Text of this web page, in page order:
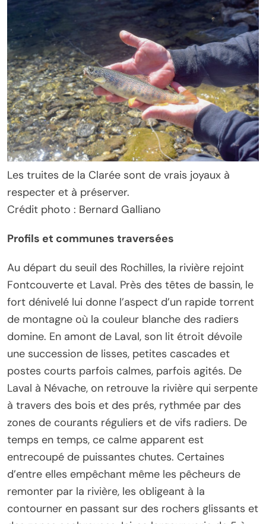
Les truites de la Clarée sont de vrais joyaux à
respecter et à préserver.
Crédit photo : Bernard Galliano
Profils et communes traversées
Au départ du seuil des Rochilles, la rivière rejoint
Fontcouverte et Laval. Près des têtes de bassin, le
fort dénivelé lui donne l’aspect d’un rapide torrent
de montagne où la couleur blanche des radiers
domine. En amont de Laval, son lit étroit dévoile
une succession de lisses, petites cascades et
postes courts parfois calmes, parfois agités. De
Laval à Névache, on retrouve la rivière qui serpente
à travers des bois et des prés, rythmée par des
zones de courants réguliers et de vifs radiers. De
temps en temps, ce calme apparent est
entrecoupé de puissantes chutes. Certaines
d’entre elles empêchant même les pêcheurs de
remonter par la rivière, les obligeant à la
contourner en passant sur des rochers glissants et